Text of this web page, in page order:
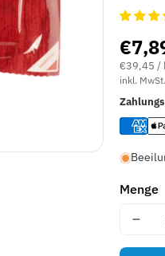
I
E
L
N
U
M
M
R
€39,45 /
inkl.
Menge